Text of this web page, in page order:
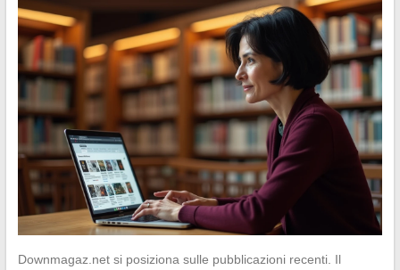
Downmagaz.net si posiziona sulle pubblicazioni recenti. Il